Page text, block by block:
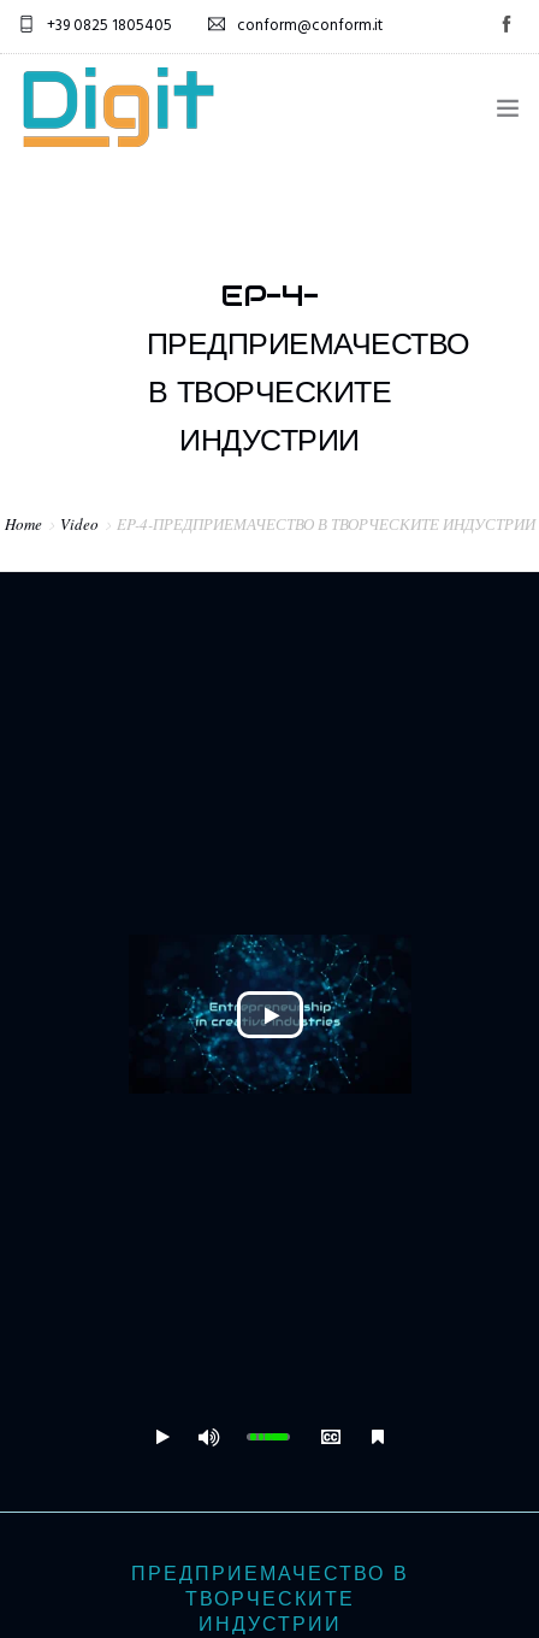
+39 0825 1805405 conform@conform.it
EP-4-
ПРЕДПРИЕМАЧЕСТВО
В ТВОРЧЕСКИТЕ
ИНДУСТРИИ
Home Video EP-4-ПРЕДПРИЕМАЧЕСТВО В ТВОРЧЕСКИТЕ ИНДУСТРИИ
ПРЕДПРИЕМАЧЕСТВО В
ТВОРЧЕСКИТЕ
ИНДУСТРИИ